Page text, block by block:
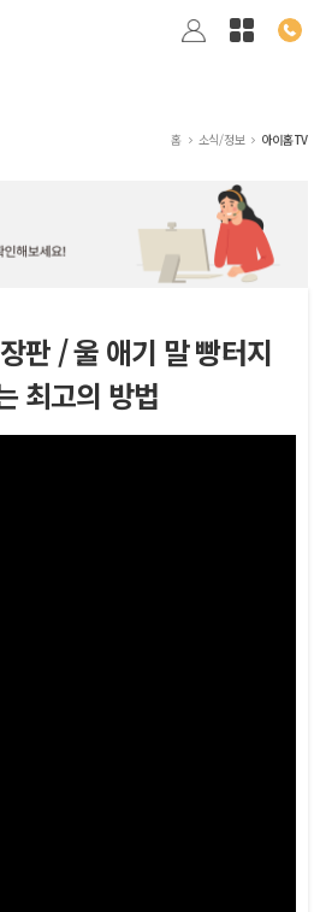
홈 소식/정보 아이홈TV
판 / 울 애기 말 빵터지
최고의 방법